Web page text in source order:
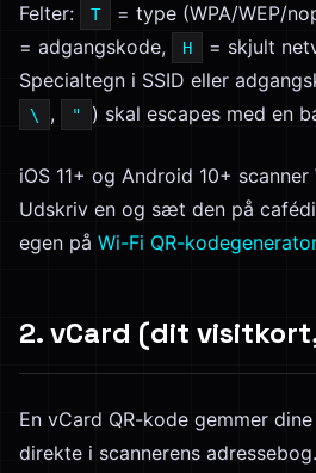
Felter:
T = type (WPA/WEP/
= adgangskode, H
= skjult
Specialtegn i SSID eller
\ , " ) skal escapes med en
iOS 11+ og Android 10+
Udskriv en og sæt den på
egen på Wi-Fi QR-
2. vCard (dit
En vCard QR-kode gemmer
direkte i scannerens